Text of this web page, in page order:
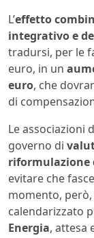
L’effetto
integrativo e
tradursi, per le
euro, in un
euro, che
di
Le associazioni
governo di
riformulazione
evitare che
momento, però,
calendarizzato
Energia, attesa